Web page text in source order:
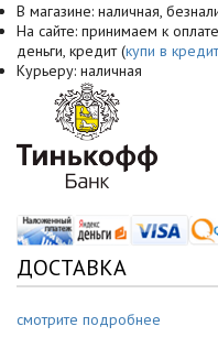
В магазине: наличная,
На сайте: принимаем к
деньги, кредит (купи в кредит
Курьеру: наличная
ДОСТАВКА
смотрите подробнее